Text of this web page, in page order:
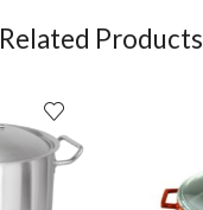
Related Products